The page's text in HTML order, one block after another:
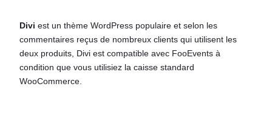
Polish
Czech
Divi est un thème WordPress populaire et selon les
commentaires reçus de nombreux clients qui utilisent les
deux produits, Divi est compatible avec FooEvents à
condition que vous utilisiez la caisse standard
WooCommerce.